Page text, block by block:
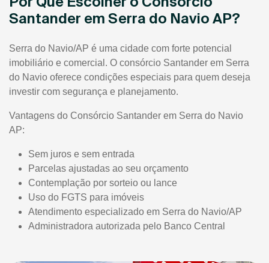
Santander em Serra do Navio AP?
Serra do Navio/AP é uma cidade com forte potencial
imobiliário e comercial. O consórcio Santander em Serra
do Navio oferece condições especiais para quem deseja
investir com segurança e planejamento.
Vantagens do Consórcio Santander em Serra do Navio
AP:
Sem juros e sem entrada
Parcelas ajustadas ao seu orçamento
Contemplação por sorteio ou lance
Uso do FGTS para imóveis
Atendimento especializado em Serra do Navio/AP
Administradora autorizada pelo Banco Central